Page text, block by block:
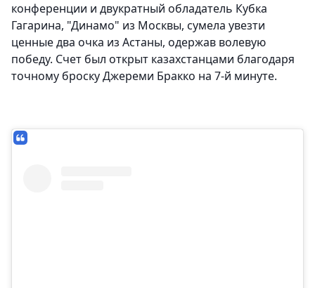
конференции и двукратный обладатель Кубка
Гагарина, "Динамо" из Москвы, сумела увезти
ценные два очка из Астаны, одержав волевую
победу. Счет был открыт казахстанцами благодаря
точному броску Джереми Бракко на 7-й минуте.